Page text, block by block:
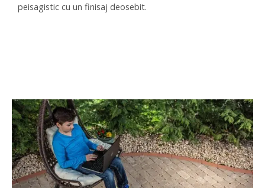
peisagistic cu un finisaj deosebit.